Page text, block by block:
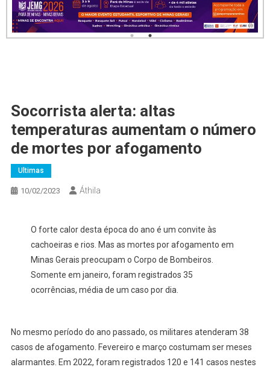
Socorrista alerta: altas
temperaturas aumentam o número
de mortes por afogamento
Ultimas
10/02/2023 Áthila
O forte calor desta época do ano é um convite às
cachoeiras e rios. Mas as mortes por afogamento em
Minas Gerais preocupam o Corpo de Bombeiros.
Somente em janeiro, foram registrados 35
ocorrências, média de um caso por dia.
No mesmo período do ano passado, os militares atenderam 38
casos de afogamento. Fevereiro e março costumam ser meses
alarmantes. Em 2022, foram registrados 120 e 141 casos nestes